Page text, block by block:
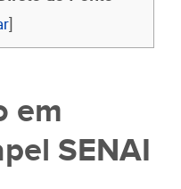
]
em
SENAI